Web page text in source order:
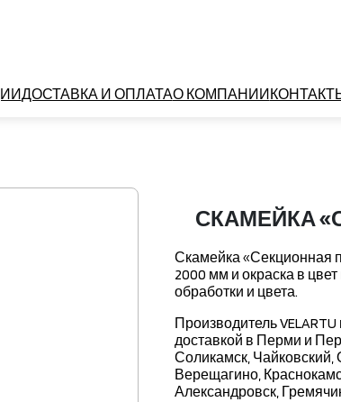
ДОСТАВКА И ОПЛАТАО КОМПАНИИ
СКАМЕЙКА
Скамейка «Секционная
2000 мм и окраска в
обработки и цвета.
Производитель
доставкой в Перми и
Соликамск, Чайковский,
Верещагино,
Александровск,